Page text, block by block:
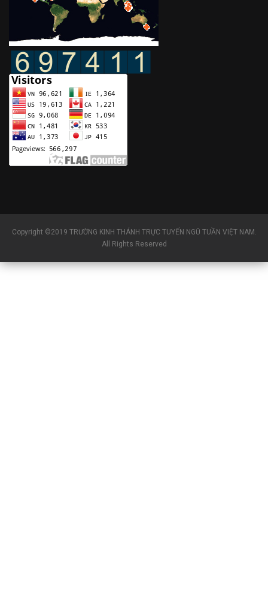
Copyright ©2019 TRƯỜNG KINH THÁNH TRỰC TUYẾN NGŨ TUẦN VIỆT NAM.
All Rights Reserved